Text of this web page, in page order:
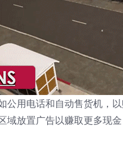
公用电话和自动售货机，
域放置广告以赚取更多现